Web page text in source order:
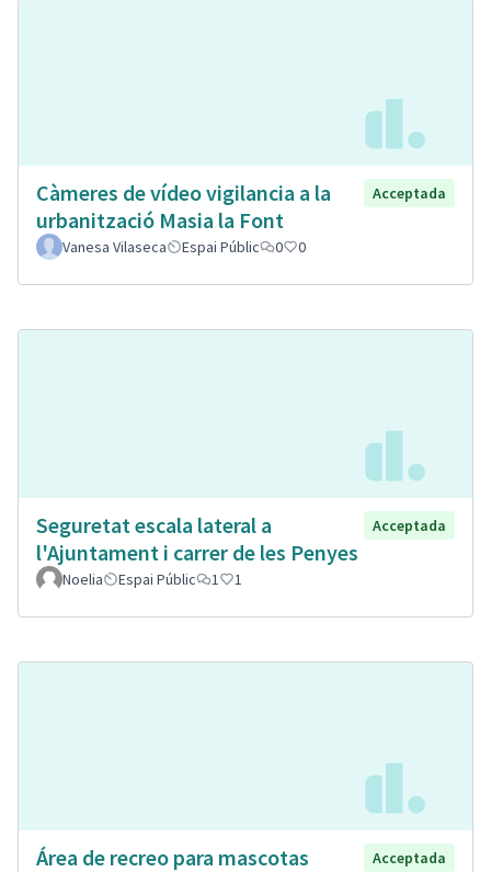
Càmeres de vídeo vigilancia a la
urbanització Masia la Font
Acceptada
Vanesa Vilaseca Espai Públic 0 0
Seguretat escala lateral a
l'Ajuntament i carrer de les Penyes
Acceptada
Noelia Espai Públic 1 1
Área de recreo para mascotas
Acceptada